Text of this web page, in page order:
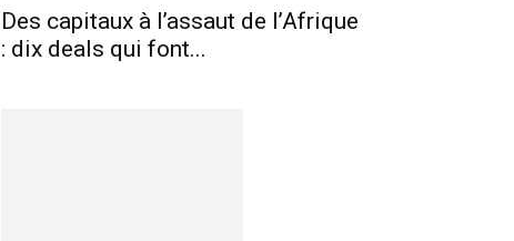
Des capitaux à l’assaut de l’Afrique
: dix deals qui font...